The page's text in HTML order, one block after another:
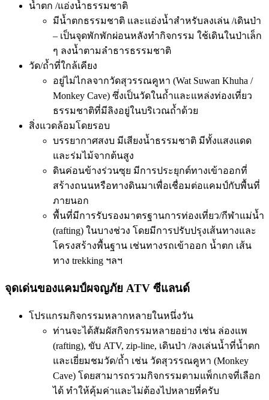
น้ำตก /แอ่งน้ำธรรมชาติ
มีน้ำตกธรรมชาติ และแอ่งน้ำสำหรับลงเล่น /เดินป่า
– เป็นจุดพักพักผ่อนหลังทำกิจกรรม ใช้เดินในป่าเล็ก
ๆ ลงน้ำตามลำธารธรรมชาติ
วัด/ถ้ำที่ใกล้เคียง
อยู่ไม่ไกลจากวัดสุวรรณคูหา (Wat Suwan Khuha /
Monkey Cave) ซึ่งเป็นวัดในถ้ำและแหล่งท่องเที่ยว
ธรรมชาติที่มีลิงอยู่ในบริเวณถ้ำด้วย
สิ่งแวดล้อมโดยรอบ
บรรยากาศสงบ มีเสียงน้ำธรรมชาติ มีทั้งแสงแดด
และร่มไม้จากต้นสูง
ดินค่อนข้างร่วนซุย มีการประยุกต์ทางเข้าออกที่
สร้างถนนหรือทางดินมาเพื่อเชื่อมต่อแคมป์กับพื้นที่
ภายนอก
พื้นที่มีการรับรองมาตรฐานการท่องเที่ยว/กีฬาแม่น้ำ
(rafting) ในบางช่วง โดยมีการปรับปรุงเส้นทางและ
โครงสร้างพื้นฐาน เช่นทางรถเข้าออก น้ำตก เส้น
ทาง trekking ฯลฯ
จุดเด่นของแคมป์ผจญภัย ATV ซีแลนด์
โปรแกรมกิจกรรมหลากหลายในหนึ่งวัน
ท่านจะได้สัมผัสกิจกรรมหลายอย่าง เช่น ล่องแพ
(rafting), ขับ ATV, zip-line, เดินป่า /ลงเล่นน้ำที่น้ำตก
และเยี่ยมชมวัด/ถ้ำ เช่น วัดสุวรรณคูหา (Monkey
Cave) โดยสามารถรวมกิจกรรมตามแพ็กเกจที่เลือก
ได้ ทำให้คุ้มค่าและไม่ต้องไปหลายที่ครับ